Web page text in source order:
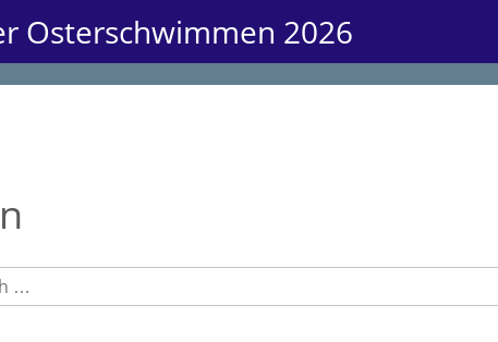
Osterschwimmen 2026